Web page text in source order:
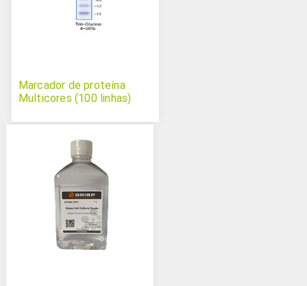
Marcador de proteína
Multicores (100 linhas)